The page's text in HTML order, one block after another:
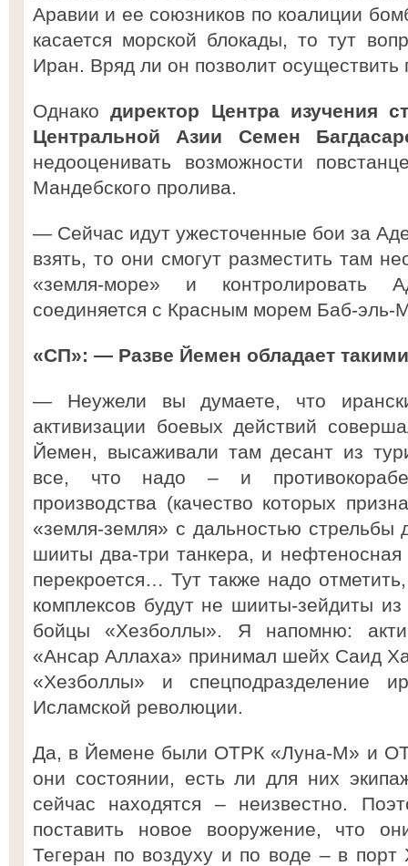
Аравии и ее союзников по коалиции
касается морской блокады, то тут
Иран. Вряд ли он позволит
Однакодиректор Центра изучения
Центральной Азии Семен
недооценивать возможности
Мандебского пролива.
— Сейчас идут ужесточенные бои за
взять, то они смогут разместить там
«земля-море» и контролировать
соединяется с Красным морем Баб-эль-
«СП»: — Разве Йемен обладает
— Неужели вы думаете, что
активизации боевых действий
Йемен, высаживали там десант из
все, что надо – и
производства (качество которых
«земля-земля» с дальностью стрельбы
шииты два-три танкера, и нефтеносная
перекроется… Тут также надо
комплексов будут не шииты-зейдиты
бойцы «Хезболлы». Я напомню:
«Ансар Аллаха» принимал шейх Саид
«Хезболлы» и спецподразделение
Исламской революции.
Да, в Йемене были ОТРК «Луна-М» и
они состоянии, есть ли для них
сейчас находятся – неизвестно.
поставить новое вооружение, что
Тегеран по воздуху и по воде – в